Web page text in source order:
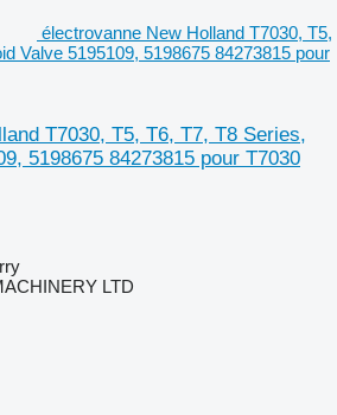
électrovanne New Holland T7030, T5,
Valve 5195109, 5198675 84273815 pour
T7030, T5, T6, T7, T8 Series,
5198675 84273815 pour T7030
LTD